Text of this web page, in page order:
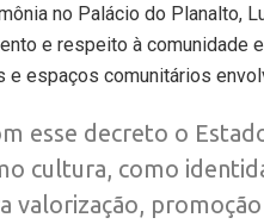
no Palácio do Planalto,
e respeito à comunidade
e espaços comunitários
esse decreto o
cultura, como
valorização,